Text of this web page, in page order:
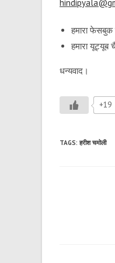
हमारा
हमारा
धन्यवाद।
+19
TAGS: हरीश चमोली